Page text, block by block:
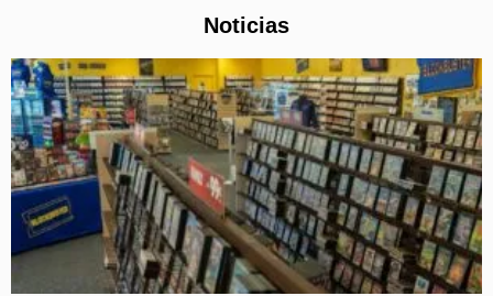
Noticias